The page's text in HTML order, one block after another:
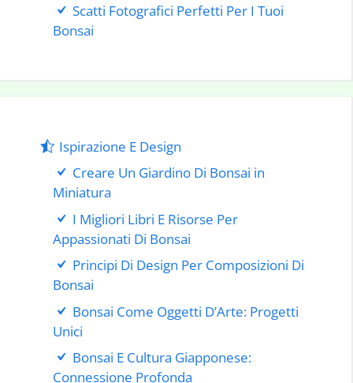
Scatti Fotografici Perfetti Per I Tuoi
Bonsai
Ispirazione E Design
Creare Un Giardino Di Bonsai in
Miniatura
I Migliori Libri E Risorse Per
Appassionati Di Bonsai
Principi Di Design Per Composizioni Di
Bonsai
Bonsai Come Oggetti D’Arte: Progetti
Unici
Bonsai E Cultura Giapponese:
Connessione Profonda